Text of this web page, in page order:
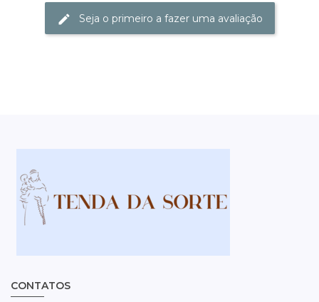
Seja o primeiro a fazer uma avaliação
CONTATOS